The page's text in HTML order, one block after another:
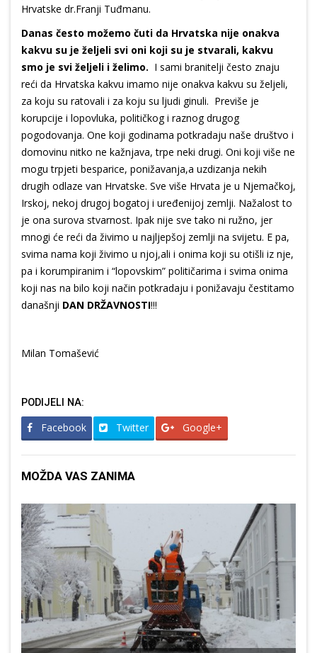
Hrvatske dr.Franji Tuđmanu.
Danas često možemo čuti da Hrvatska nije onakva
kakvu su je željeli svi oni koji su je stvarali, kakvu
smo je svi željeli i želimo. I sami branitelji često znaju
reći da Hrvatska kakvu imamo nije onakva kakvu su željeli,
za koju su ratovali i za koju su ljudi ginuli. Previše je
korupcije i lopovluka, političkog i raznog drugog
pogodovanja. One koji godinama potkradaju naše društvo i
domovinu nitko ne kažnjava, trpe neki drugi. Oni koji više ne
mogu trpjeti besparice, ponižavanja,a uzdizanja nekih
drugih odlaze van Hrvatske. Sve više Hrvata je u Njemačkoj,
Irskoj, nekoj drugoj bogatoj i uređenijoj zemlji. Nažalost to
je ona surova stvarnost. Ipak nije sve tako ni ružno, jer
mnogi će reći da živimo u najljepšoj zemlji na svijetu. E pa,
svima nama koji živimo u njoj,ali i onima koji su otišli iz nje,
pa i korumpiranim i “lopovskim” političarima i svima onima
koji nas na bilo koji način potkradaju i ponižavaju čestitamo
današnji DAN DRŽAVNOSTI!!!
Milan Tomašević
PODIJELI NA:
Facebook Twitter Google+
MOŽDA VAS ZANIMA